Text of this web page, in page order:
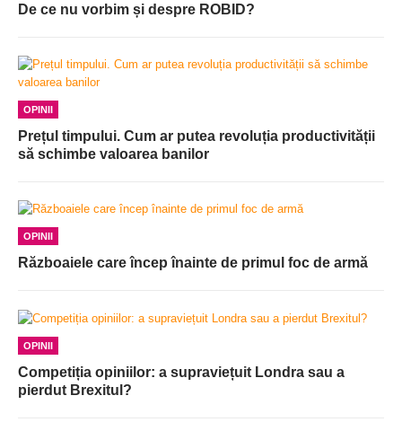
De ce nu vorbim și despre ROBID?
OPINII
Prețul timpului. Cum ar putea revoluția productivității
să schimbe valoarea banilor
OPINII
Războaiele care încep înainte de primul foc de armă
OPINII
Competiția opiniilor: a supraviețuit Londra sau a
pierdut Brexitul?